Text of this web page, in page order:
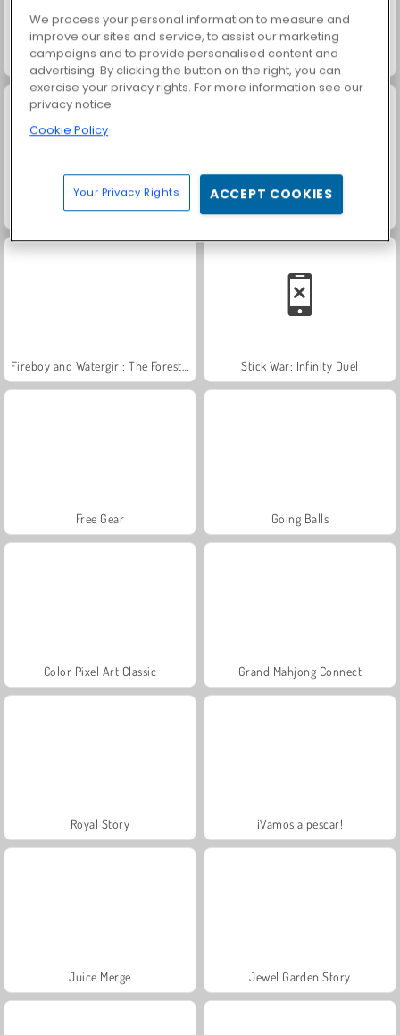
gatitos-de-la-suerte Penalty Shooter 3
Solitaire Social Scala 40
Stick War: Infinity Duel
Free Gear Going Balls
Color Pixel Art Classic Grand Mahjong Connect
Royal Story ¡Vamos a pescar!
Juice Merge Jewel Garden Story
We process your personal information to measure and
improve our sites and service, to assist our marketing
campaigns and to provide personalised content and
advertising. By clicking the button on the right, you can
exercise your privacy rights. For more information see our
privacy notice
Cookie Policy
Your Privacy Rights ACCEPT COOKIES